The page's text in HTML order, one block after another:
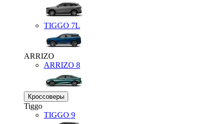
TIGGO 7L
ARRIZO
ARRIZO 8
Кроссоверы
Tiggo
TIGGO 9